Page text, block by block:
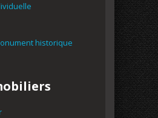
historique